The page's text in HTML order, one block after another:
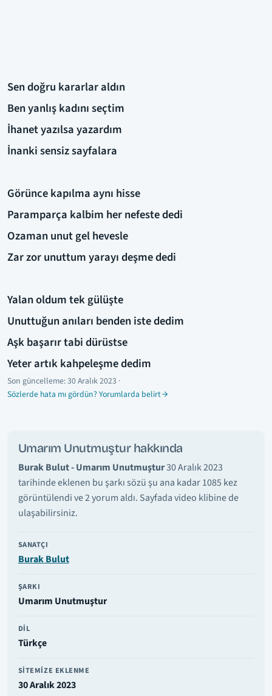
Sen doğru kararlar aldın
Ben yanlış kadını seçtim
İhanet yazılsa yazardım
İnanki sensiz sayfalara
Görünce kapılma aynı hisse
Paramparça kalbim her nefeste dedi
Ozaman unut gel hevesle
Zar zor unuttum yarayı deşme dedi
Yalan oldum tek gülüşte
Unuttuğun anıları benden iste dedim
Aşk başarır tabi dürüstse
Yeter artık kahpeleşme dedim
Son güncelleme:30 Aralık 2023 ·
Sözlerde hata mı gördün? Yorumlarda belirt
Umarım Unutmuştur hakkında
Burak Bulut - Umarım Unutmuştur30 Aralık 2023
tarihinde eklenen bu şarkı sözü şu ana kadar 1085 kez
görüntülendi ve 2 yorum aldı. Sayfada video klibine de
ulaşabilirsiniz.
SANATÇI
Burak Bulut
ŞARKI
Umarım Unutmuştur
DIL
Türkçe
SITEMIZE EKLENME
30 Aralık 2023